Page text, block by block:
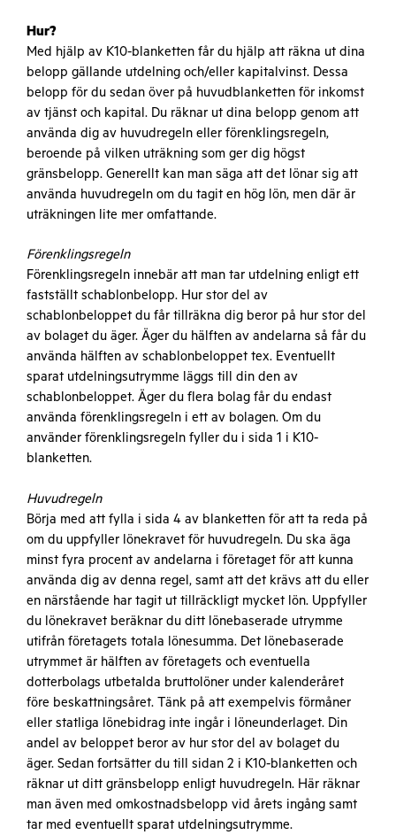
Hur?
Med hjälp av K10-blanketten får du hjälp att räkna ut dina
belopp gällande utdelning och/eller kapitalvinst. Dessa
belopp för du sedan över på huvudblanketten för inkomst
av tjänst och kapital. Du räknar ut dina belopp genom att
använda dig av huvudregeln eller förenklingsregeln,
beroende på vilken uträkning som ger dig högst
gränsbelopp. Generellt kan man säga att det lönar sig att
använda huvudregeln om du tagit en hög lön, men där är
uträkningen lite mer omfattande.
Förenklingsregeln
Förenklingsregeln innebär att man tar utdelning enligt ett
fastställt schablonbelopp. Hur stor del av
schablonbeloppet du får tillräkna dig beror på hur stor del
av bolaget du äger. Äger du hälften av andelarna så får du
använda hälften av schablonbeloppet tex. Eventuellt
sparat utdelningsutrymme läggs till din den av
schablonbeloppet. Äger du flera bolag får du endast
använda förenklingsregeln i ett av bolagen. Om du
använder förenklingsregeln fyller du i sida 1 i K10-
blanketten.
Huvudregeln
Börja med att fylla i sida 4 av blanketten för att ta reda på
om du uppfyller lönekravet för huvudregeln. Du ska äga
minst fyra procent av andelarna i företaget för att kunna
använda dig av denna regel, samt att det krävs att du eller
en närstående har tagit ut tillräckligt mycket lön. Uppfyller
du lönekravet beräknar du ditt lönebaserade utrymme
utifrån företagets totala lönesumma. Det lönebaserade
utrymmet är hälften av företagets och eventuella
dotterbolags utbetalda bruttolöner under kalenderåret
före beskattningsåret. Tänk på att exempelvis förmåner
eller statliga lönebidrag inte ingår i löneunderlaget. Din
andel av beloppet beror av hur stor del av bolaget du
äger. Sedan fortsätter du till sidan 2 i K10-blanketten och
räknar ut ditt gränsbelopp enligt huvudregeln. Här räknar
man även med omkostnadsbelopp vid årets ingång samt
tar med eventuellt sparat utdelningsutrymme.